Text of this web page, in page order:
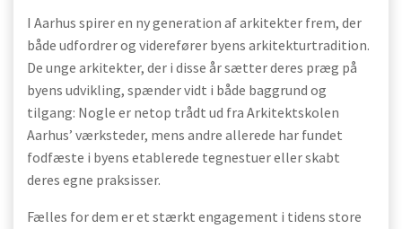
I Aarhus spirer en ny generation af arkitekter frem, der
både udfordrer og viderefører byens arkitekturtradition.
De unge arkitekter, der i disse år sætter deres præg på
byens udvikling, spænder vidt i både baggrund og
tilgang: Nogle er netop trådt ud fra Arkitektskolen
Aarhus’ værksteder, mens andre allerede har fundet
fodfæste i byens etablerede tegnestuer eller skabt
deres egne praksisser.
Fælles for dem er et stærkt engagement i tidens store